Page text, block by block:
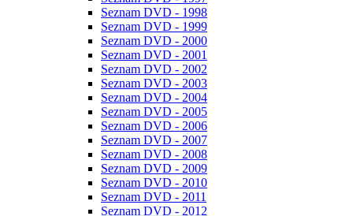
Seznam DVD - 1998
Seznam DVD - 1999
Seznam DVD - 2000
Seznam DVD - 2001
Seznam DVD - 2002
Seznam DVD - 2003
Seznam DVD - 2004
Seznam DVD - 2005
Seznam DVD - 2006
Seznam DVD - 2007
Seznam DVD - 2008
Seznam DVD - 2009
Seznam DVD - 2010
Seznam DVD - 2011
Seznam DVD - 2012